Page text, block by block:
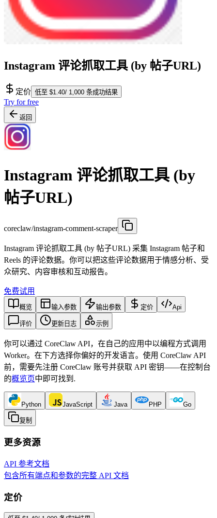
Instagram 评论抓取工具 (by 帖子URL)
定价 低至 $1.40/ 1,000 条成功结果
Try for free
返回
Instagram 评论抓取工具 (by
帖子URL)
coreclaw/instagram-comment-scraper
Instagram 评论抓取工具 (by 帖子URL) 采集 Instagram 帖子和
Reels 的评论数据。你可以把这些评论数据用于情感分析、受
众研究、内容审核和互动报告。
免费试用
概览 输入参数 输出参数 定价 Api
评价 更新日志 示例
你可以通过 CoreClaw API，在自己的应用中以编程方式调用
Worker。在下方选择你偏好的开发语言。使用 CoreClaw API
前，需要先注册 CoreClaw 账号并获取 API 密钥——在控制台
的概览页中即可找到 .
Python JavaScript Java PHP Go
复制
更多资源
API 参考文档
包含所有端点和参数的完整 API 文档
定价